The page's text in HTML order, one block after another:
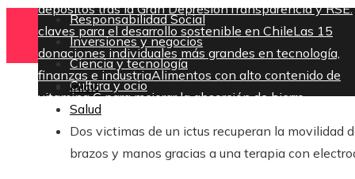
depósitos tras la Gran DepresiónTransparencia y RSE:
claves para el desarrollo sostenible en ChileLas 15
donaciones individuales más grandes en tecnología,
finanzas e industriaAlimentos con alto contenido de
vitamina C para mejorar la absorción de hierro
sábado, agosto 8
Responsabilidad Social
Inversiones y negocios
Ciencia y tecnología
Cultura y ocio
Inicio
Salud
Dos victimas de un ictus recuperan la movilidad
brazos y manos gracias a una terapia con